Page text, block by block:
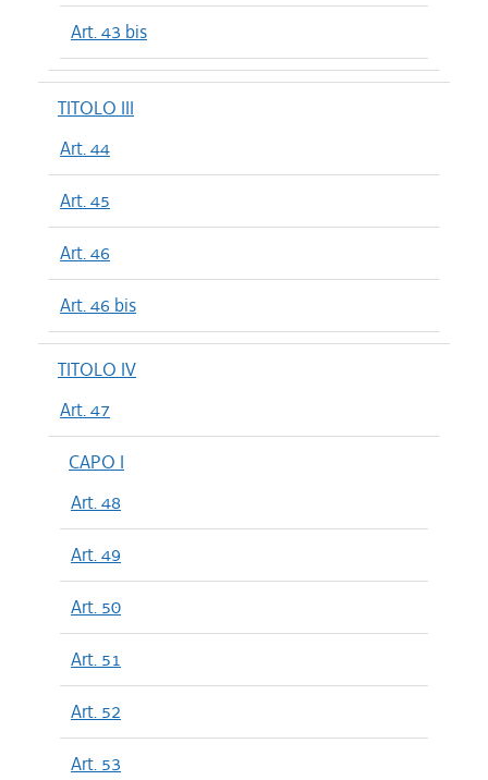
Art. 43 bis
TITOLO III
Art. 44
Art. 45
Art. 46
Art. 46 bis
TITOLO IV
Art. 47
CAPO I
Art. 48
Art. 49
Art. 50
Art. 51
Art. 52
Art. 53